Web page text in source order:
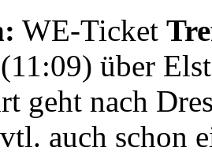
WE-Ticket
über
geht nach
auch schon